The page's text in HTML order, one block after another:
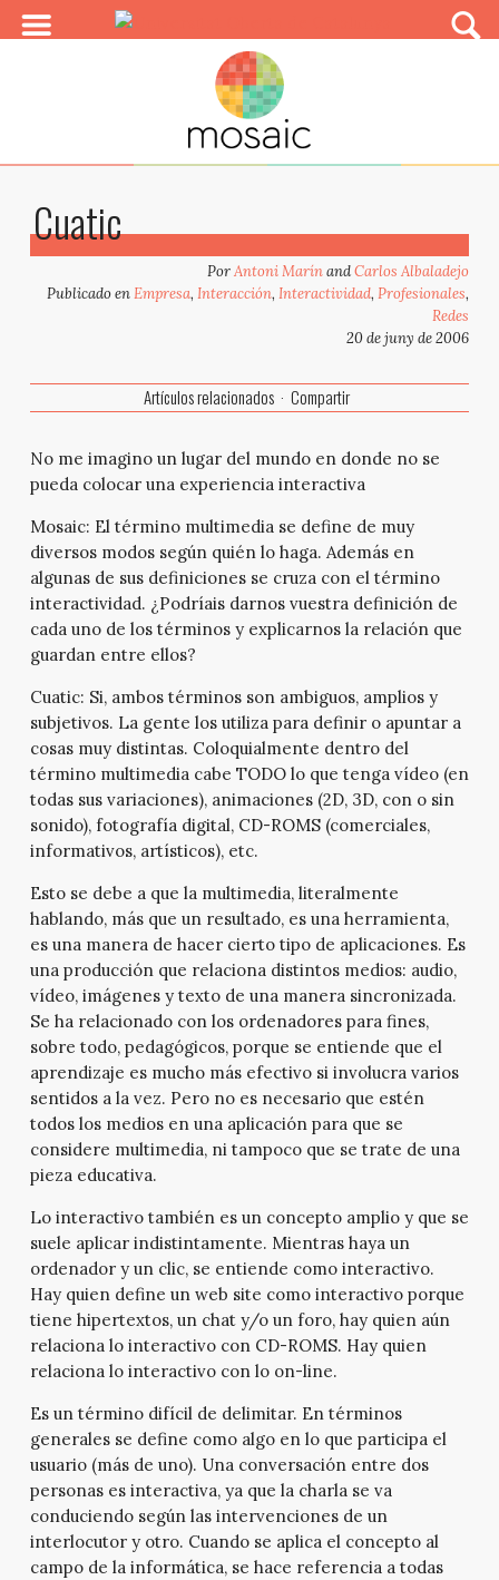
Cuatic
PorAntoni MarínandCarlos Albaladejo
Publicado enEmpresa,Interacción,Interactividad,Profesionales,
Redes
20 de juny de 2006
Artículos relacionados Compartir
No me imagino un lugar del mundo en donde no se
pueda colocar una experiencia interactiva
Mosaic: El término multimedia se define de muy
diversos modos según quién lo haga. Además en
algunas de sus definiciones se cruza con el término
interactividad. ¿Podríais darnos vuestra definición de
cada uno de los términos y explicarnos la relación que
guardan entre ellos?
Cuatic: Si, ambos términos son ambiguos, amplios y
subjetivos. La gente los utiliza para definir o apuntar a
cosas muy distintas. Coloquialmente dentro del
término multimedia cabe TODO lo que tenga vídeo (en
todas sus variaciones), animaciones (2D, 3D, con o sin
sonido), fotografía digital, CD-ROMS (comerciales,
informativos, artísticos), etc.
Esto se debe a que la multimedia, literalmente
hablando, más que un resultado, es una herramienta,
es una manera de hacer cierto tipo de aplicaciones. Es
una producción que relaciona distintos medios: audio,
vídeo, imágenes y texto de una manera sincronizada.
Se ha relacionado con los ordenadores para fines,
sobre todo, pedagógicos, porque se entiende que el
aprendizaje es mucho más efectivo si involucra varios
sentidos a la vez. Pero no es necesario que estén
todos los medios en una aplicación para que se
considere multimedia, ni tampoco que se trate de una
pieza educativa.
Lo interactivo también es un concepto amplio y que se
suele aplicar indistintamente. Mientras haya un
ordenador y un clic, se entiende como interactivo.
Hay quien define un web site como interactivo porque
tiene hipertextos, un chat y/o un foro, hay quien aún
relaciona lo interactivo con CD-ROMS. Hay quien
relaciona lo interactivo con lo on-line.
Es un término difícil de delimitar. En términos
generales se define como algo en lo que participa el
usuario (más de uno). Una conversación entre dos
personas es interactiva, ya que la charla se va
conduciendo según las intervenciones de un
interlocutor y otro. Cuando se aplica el concepto al
campo de la informática, se hace referencia a todas